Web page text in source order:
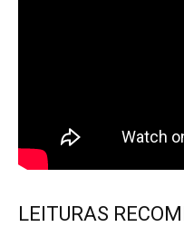
LEITURAS